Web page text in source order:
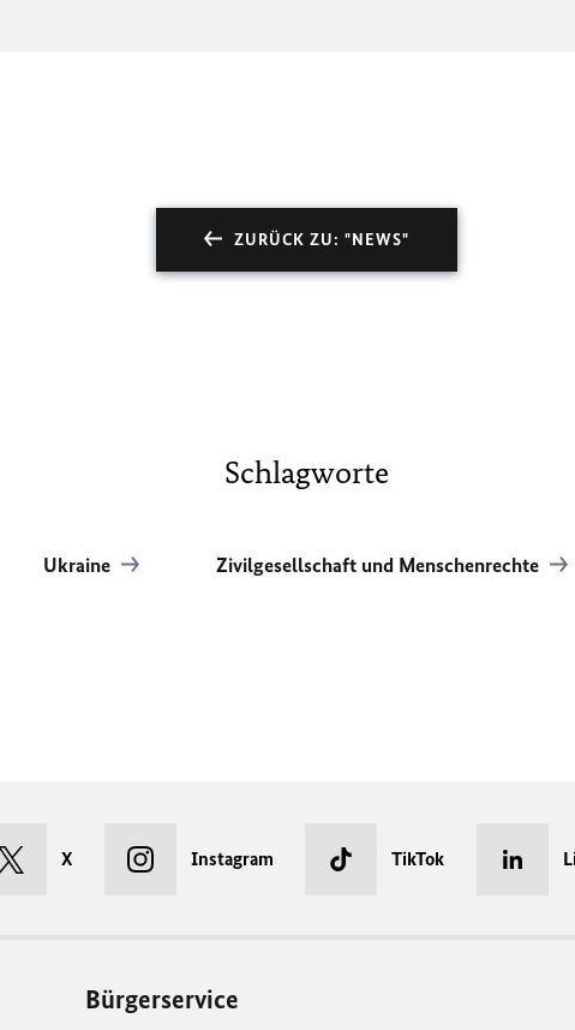
ZURÜCK ZU: "NEWS"
Schlagworte
Ukraine Zivilgesellschaft und Menschenrechte
X Instagram TikTok
Bürgerservice